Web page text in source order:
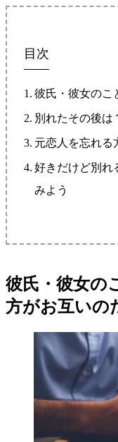
目次
彼氏・彼女のこ
別れたその後は
元恋人を忘れる
好きだけど別
みよう
彼氏・彼女の
方がお互いの